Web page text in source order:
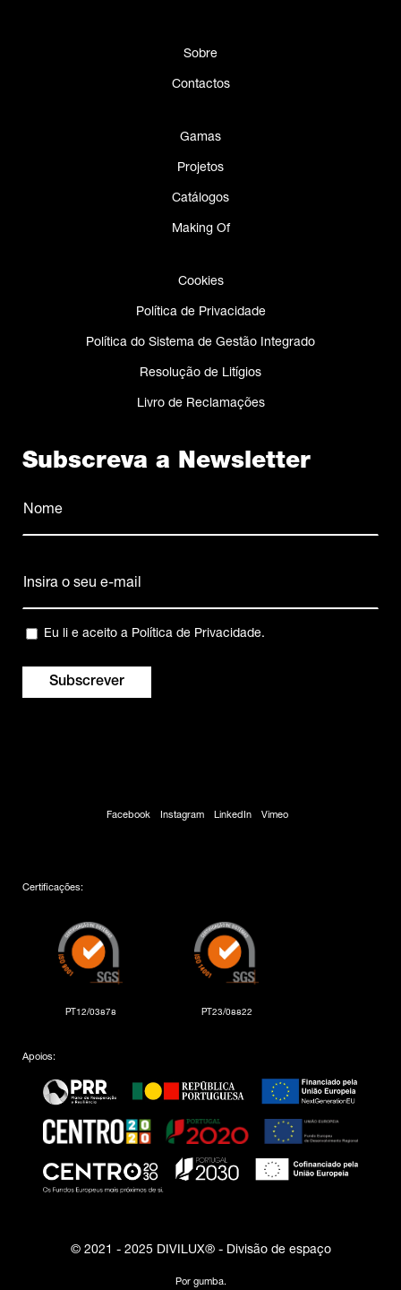
Sobre
Contactos
Gamas
Projetos
Catálogos
Making Of
Cookies
Política de Privacidade
Política do Sistema de Gestão Integrado
Resolução de Litígios
Livro de Reclamações
Subscreva a Newsletter
Privacidade
Eu li e aceito a Política de Privacidade.
Certificações:
PT12/03878 PT23/08822
Apoios:
© 2021 - 2025 DIVILUX® - Divisão de espaço
Por gumba.
Facebook Instagram LinkedIn Vimeo